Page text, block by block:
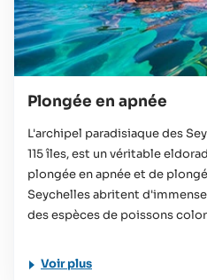
Plongée en apnée
L'archipel paradisiaque des
115 îles, est un véritable
plongée en apnée et de
Seychelles abritent
des espèces de poissons
Voir plus